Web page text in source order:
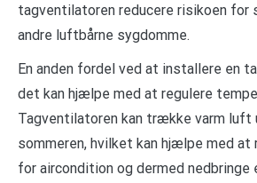
tagventilatoren reducere risikoen for
andre luftbårne sygdomme.
En anden fordel ved at installere en
det kan hjælpe med at regulere
Tagventilatoren kan trække varm luft
sommeren, hvilket kan hjælpe med at
for aircondition og dermed nedbringe